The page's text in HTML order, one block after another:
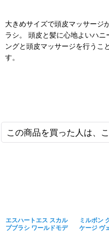
大きめサイズで頭皮マッサージ
ラシ。 頭皮と髪に心地よいハ
ングと頭皮マッサージを行うこ
す。
この商品を買った人は、
エスハートエス スカル
プブラシ ワールドモデ
ミルボン
ケージ ヴ